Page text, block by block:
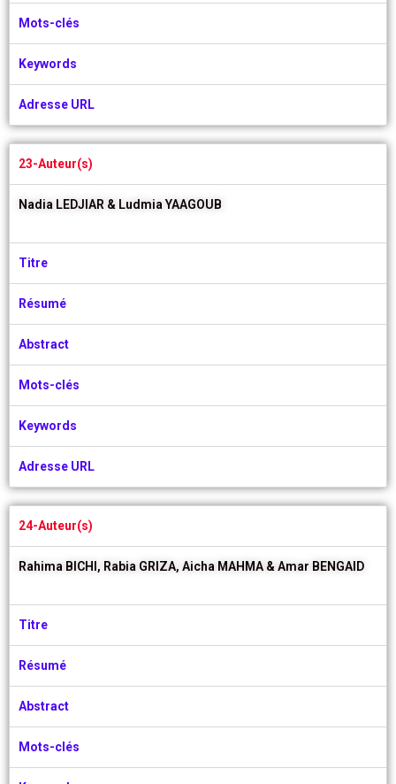
Mots-clés
Keywords
Adresse URL
23-Auteur(s)
Nadia LEDJIAR & Ludmia YAAGOUB
Titre
Résumé
Abstract
Mots-clés
Keywords
Adresse URL
24-Auteur(s)
Rahima BICHI, Rabia GRIZA, Aicha MAHMA &Amar BENGAID
Titre
Résumé
Abstract
Mots-clés